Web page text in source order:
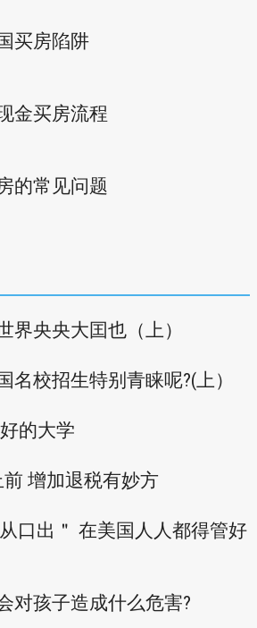
买房陷阱
金买房流程
的常见问题
界央央大囯也（上）
名校招生特别青睐呢?(上）
的大学
增加退税有妙方
口出＂ 在美国人人都得管好
对孩子造成什么危害?